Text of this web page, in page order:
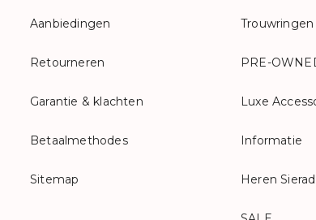
Aanbiedingen
Retourneren
Garantie & klachten
Betaalmethodes
Sitemap
Trouwringen
PRE-
Luxe
Informatie
Heren